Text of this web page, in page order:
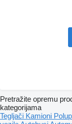
Pretražite opremu
kategorijama
Tegljači Kamioni